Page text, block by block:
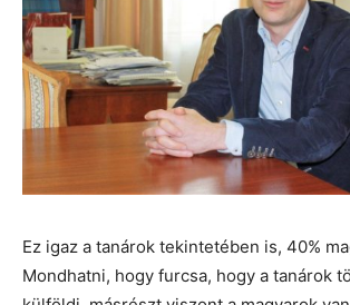
Ez igaz a tanárok tekintetében is, 40%
Mondhatni, hogy furcsa, hogy a tanárok